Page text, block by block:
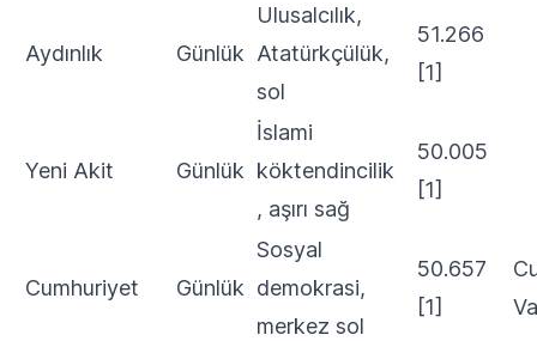
Aydınlık Günlük
Ulusalcılık,
Atatürkçülük,
sol
51.266
[1]
Yeni Akit Günlük
İslami
köktendincilik
, aşırı sağ
50.005
[1]
Cumhuriyet Günlük
Sosyal
demokrasi,
merkez sol
50.657
[1]